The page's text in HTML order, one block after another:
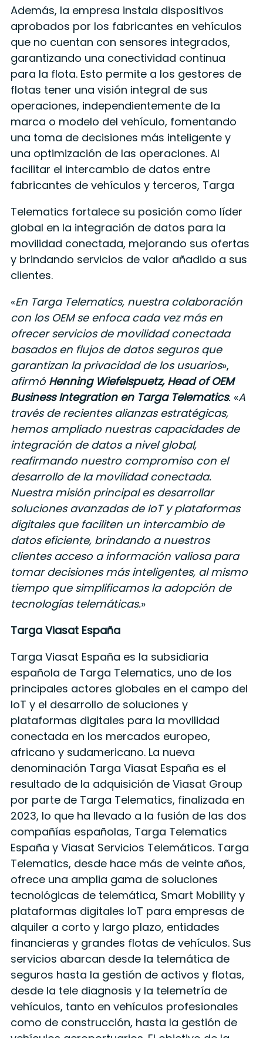
Además, la empresa instala dispositivos
aprobados por los fabricantes en vehículos
que no cuentan con sensores integrados,
garantizando una conectividad continua
para la flota. Esto permite a los gestores de
flotas tener una visión integral de sus
operaciones, independientemente de la
marca o modelo del vehículo, fomentando
una toma de decisiones más inteligente y
una optimización de las operaciones. Al
facilitar el intercambio de datos entre
fabricantes de vehículos y terceros, Targa
Telematics fortalece su posición como líder
global en la integración de datos para la
movilidad conectada, mejorando sus ofertas
y brindando servicios de valor añadido a sus
clientes.
«En Targa Telematics, nuestra colaboración
con los OEM se enfoca cada vez más en
ofrecer servicios de movilidad conectada
basados en flujos de datos seguros que
garantizan la privacidad de los usuarios»,
afirmó Henning Wiefelspuetz, Head of OEM
Business Integration en Targa Telematics. «A
través de recientes alianzas estratégicas,
hemos ampliado nuestras capacidades de
integración de datos a nivel global,
reafirmando nuestro compromiso con el
desarrollo de la movilidad conectada.
Nuestra misión principal es desarrollar
soluciones avanzadas de IoT y plataformas
digitales que faciliten un intercambio de
datos eficiente, brindando a nuestros
clientes acceso a información valiosa para
tomar decisiones más inteligentes, al mismo
tiempo que simplificamos la adopción de
tecnologías telemáticas.»
Targa Viasat España
Targa Viasat España es la subsidiaria
española de Targa Telematics, uno de los
principales actores globales en el campo del
IoT y el desarrollo de soluciones y
plataformas digitales para la movilidad
conectada en los mercados europeo,
africano y sudamericano. La nueva
denominación Targa Viasat España es el
resultado de la adquisición de Viasat Group
por parte de Targa Telematics, finalizada en
2023, lo que ha llevado a la fusión de las dos
compañías españolas, Targa Telematics
España y Viasat Servicios Telemáticos. Targa
Telematics, desde hace más de veinte años,
ofrece una amplia gama de soluciones
tecnológicas de telemática, Smart Mobility y
plataformas digitales IoT para empresas de
alquiler a corto y largo plazo, entidades
financieras y grandes flotas de vehículos. Sus
servicios abarcan desde la telemática de
seguros hasta la gestión de activos y flotas,
desde la tele diagnosis y la telemetría de
vehículos, tanto en vehículos profesionales
como de construcción, hasta la gestión de